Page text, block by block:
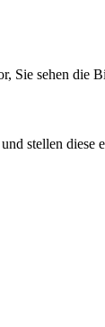
sehen die
stellen